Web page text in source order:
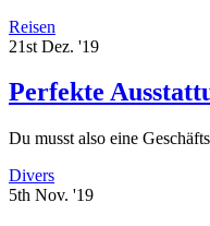
Reisen
21st Dez. '19
Perfekte
Du musst also eine
Divers
5th Nov. '19